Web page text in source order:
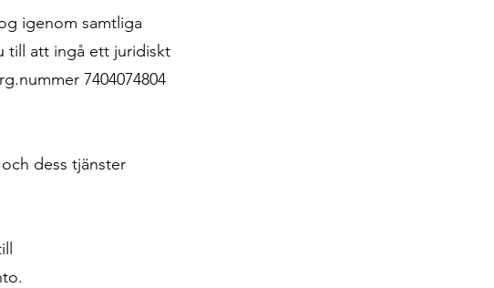
igenom samtliga
till att ingå ett juridiskt
7404074804
dess tjänster